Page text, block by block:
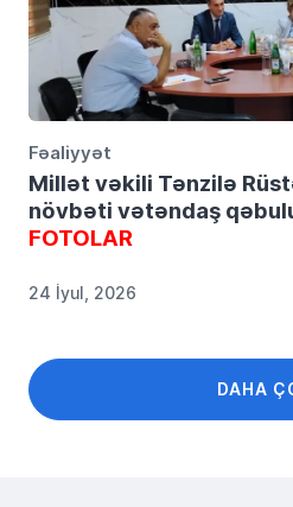
Fəaliyyət
Millət vəkili Tənzilə
növbəti vətəndaş
FOTOLAR
24 İyul, 2026
DAHA